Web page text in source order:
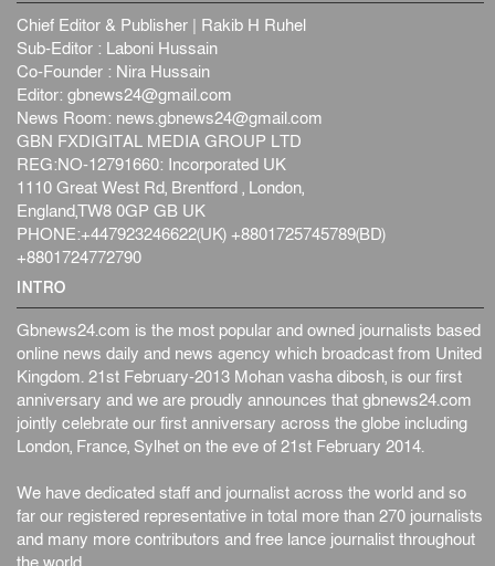
Chief Editor & Publisher | Rakib H Ruhel
Sub-Editor : Laboni Hussain
Co-Founder : Nira Hussain
Editor: gbnews24@gmail.com
News Room: news.gbnews24@gmail.com
GBN FXDIGITAL MEDIA GROUP LTD
REG:NO-12791660: Incorporated UK
1110 Great West Rd, Brentford , London,
England,TW8 0GP GB UK
PHONE:+447923246622(UK) +8801725745789(BD)
+8801724772790
INTRO
Gbnews24.com is the most popular and owned journalists based
online news daily and news agency which broadcast from United
Kingdom. 21st February-2013 Mohan vasha dibosh, is our first
anniversary and we are proudly announces that gbnews24.com
jointly celebrate our first anniversary across the globe including
London, France, Sylhet on the eve of 21st February 2014.
We have dedicated staff and journalist across the world and so
far our registered representative in total more than 270 journalists
and many more contributors and free lance journalist throughout